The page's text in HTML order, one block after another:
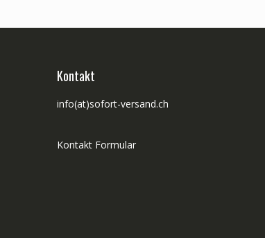
Kontakt
info(at)sofort-versand.ch
Kontakt Formular